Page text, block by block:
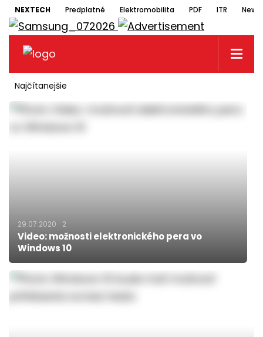
NEXTECH Predplatné Elektromobilita PDF ITR
Najčítanejšie
29.07.2020 2
Video: možnosti elektronického pera vo
Windows 10